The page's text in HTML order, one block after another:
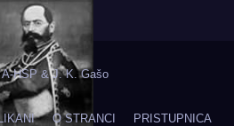
HSP & J. K. Gašo
O STRANCI PRISTUPNICA